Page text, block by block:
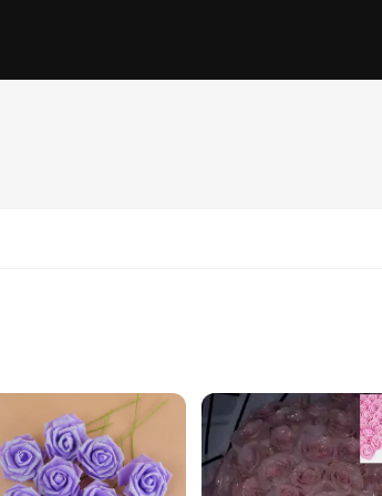
and polyester blend ensures that they maintain their